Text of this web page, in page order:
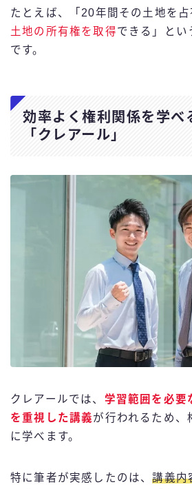
たとえば、「20年間その土地を占
土地の所有権を取得できる」とい
です。
効率よく権利関係を学べ
「クレアール」
クレアールでは、 学習範囲を必要
を重視した講義が行われるため、
に学べます。
特に筆者が実感したのは、講義内